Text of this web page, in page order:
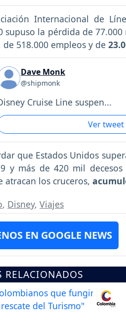
Internacional de
supuso la pérdida de
518.000 empleos y de
Dave Monk
@shipmonk
Cruise Line suspen...
Ver
que Estados Unidos
y más de 420 mil
atracan los cruceros,
, Disney, Viajes
EN GOOGLE NEWS
RELACIONADOS